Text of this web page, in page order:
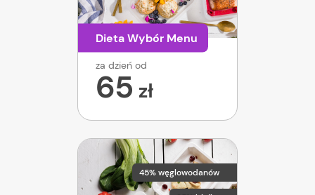
Dieta Wybór Menu
za dzień od
65 zł
45% węglowodanów